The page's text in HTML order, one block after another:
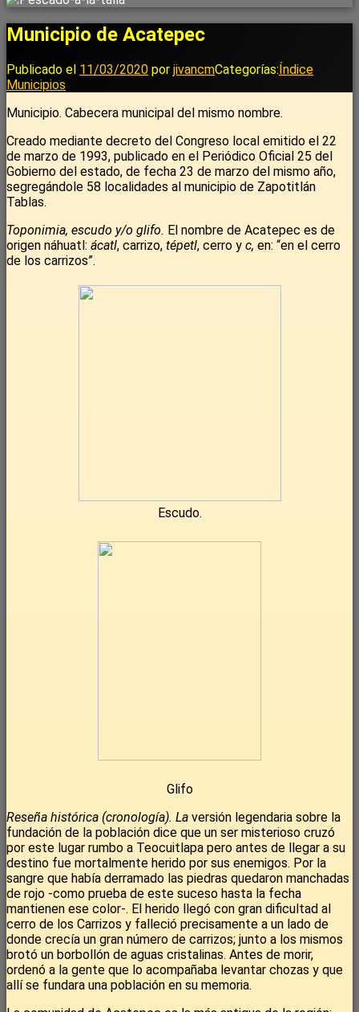
Municipio de Acatepec
Publicado el 11/03/2020 por jivancmCategorías: Índice
Municipios
Municipio. Cabecera municipal del mismo nombre.
Creado mediante decreto del Congreso local emitido el 22
de marzo de 1993, publicado en el Periódico Oficial 25 del
Gobierno del estado, de fecha 23 de marzo del mismo año,
segregándole 58 localidades al municipio de Zapotitlán
Tablas.
Toponimia, escudo y/o glifo. El nombre de Acatepec es de
origen náhuatl: ácatl, carrizo, tépetl, cerro y c, en: “en el cerro
de los carrizos”.
Escudo.
Glifo
Reseña histórica (cronología). La versión legendaria sobre la
fundación de la población dice que un ser misterioso cruzó
por este lugar rumbo a Teocuitlapa pero antes de llegar a su
destino fue mortalmente herido por sus enemigos. Por la
sangre que había derramado las piedras quedaron manchadas
de rojo -como prueba de este suceso hasta la fecha
mantienen ese color-. El herido llegó con gran dificultad al
cerro de los Carrizos y falleció precisamente a un lado de
donde crecía un gran número de carrizos; junto a los mismos
brotó un borbollón de aguas cristalinas. Antes de morir,
ordenó a la gente que lo acompañaba levantar chozas y que
allí se fundara una población en su memoria.